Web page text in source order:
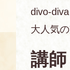
divo-
大人気
講師